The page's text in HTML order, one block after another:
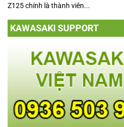
Z125 chính là thành viên...
KAWASAKI SUPPORT